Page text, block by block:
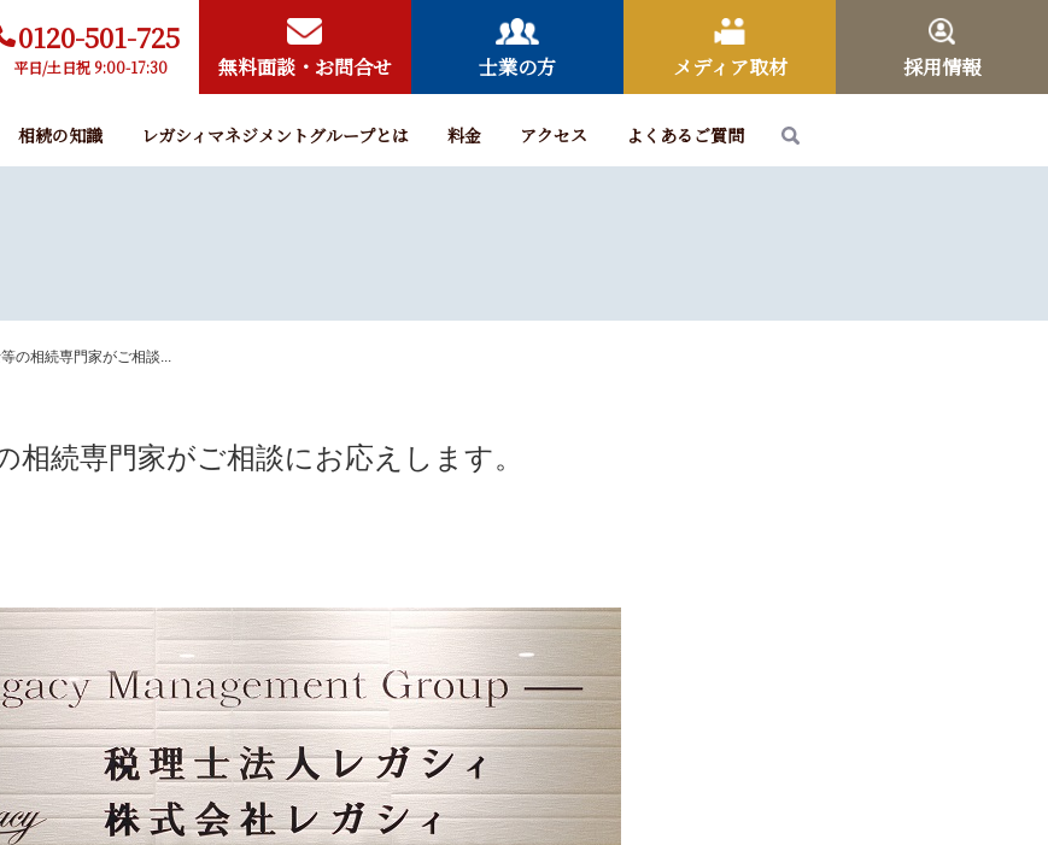
0120-501-725
平日/土日祝 9:00-17:30 無料面談・お問合せ 士業の方 メディア取材 採用情報
相続の知識 レガシィマネジメントグループとは 料金 アクセス よくあるご質問
の相続専門家がご相談...
相続専門家がご相談にお応えします。